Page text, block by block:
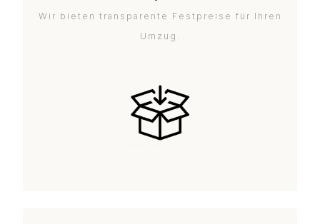
Wir bieten transparente Festpreise für Ihren
Umzug.